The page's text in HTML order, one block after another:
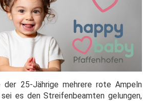
der 25-Jährige mehrere rote Ampeln
es den Streifenbeamten gelungen,